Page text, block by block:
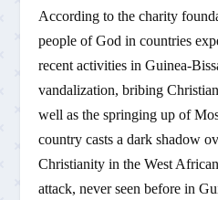
According to the charity
people of God in countries
recent activities in Guinea-
vandalization, bribing
well as the springing up of
country casts a dark shadow
Christianity in the West
attack, never seen before in